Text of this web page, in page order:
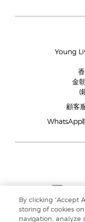
Young
金
(
顧客
WhatsApp
By clicking “Accept
storing of cookies
navigation, analyze